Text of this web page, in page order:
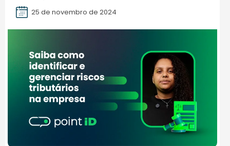
25 de novembro de 2024